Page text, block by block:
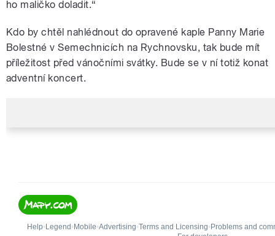
ho maličko doladit.“
Kdo by chtěl nahlédnout do opravené kaple Panny Marie
Bolestné v Semechnicích na Rychnovsku, tak bude mít
příležitost před vánočními svátky. Bude se v ní totiž konat
adventní koncert.